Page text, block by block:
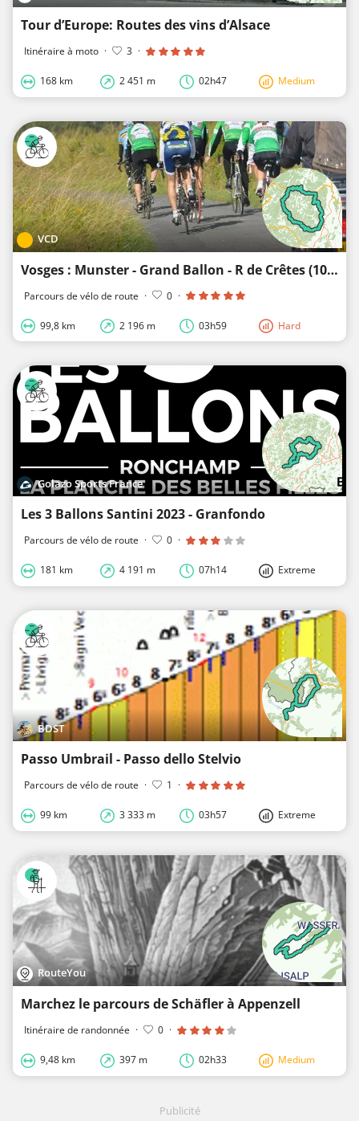
Tour d’Europe: Routes des vins d’Alsace
Itinéraire à moto · 3 ·
168 km 2 451 m 02h47 Medium
VCD
Vosges : Munster - Grand Ballon - R de Crêtes (100km - 1600hm)
Parcours de vélo de route · 0 ·
99,8 km 2 196 m 03h59 Hard
Golazo Sports France
Les 3 Ballons Santini 2023 - Granfondo
Parcours de vélo de route · 0 ·
181 km 4 191 m 07h14 Extreme
BDST
Passo Umbrail - Passo dello Stelvio
Parcours de vélo de route · 1 ·
99 km 3 333 m 03h57 Extreme
RouteYou
Marchez le parcours de Schäfler à Appenzell
Itinéraire de randonnée · 0 ·
9,48 km 397 m 02h33 Medium
Publicité